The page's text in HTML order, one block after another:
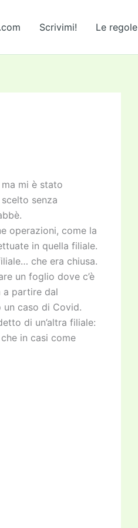
Scrivimi! Le regole
mi è stato
senza
operazioni, come la
in quella filiale.
che era chiusa.
un foglio dove c’è
a partire dal
un caso di Covid.
di un’altra filiale:
in casi come